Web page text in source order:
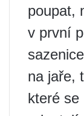
poupat,
v první
na jaře,
které se